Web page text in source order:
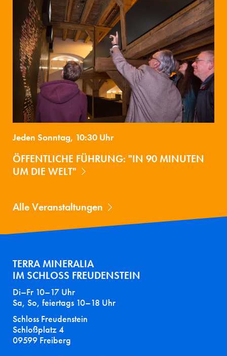
Jeden Sonntag, 10:30 Uhr
ÖFFENTLICHE FÜHRUNG: "IN 90 MINUTEN
UM DIE WELT"
Alle Veranstaltungen
TERRA MINERALIA
IM SCHLOSS FREUDENSTEIN
Di–Fr 10–17 Uhr
Sa, So, feiertags 10–18 Uhr
Schloss Freudenstein
Schloßplatz 4
09599 Freiberg